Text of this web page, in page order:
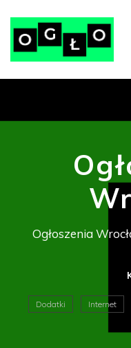
Ogłoszenia
Dodatki Internet